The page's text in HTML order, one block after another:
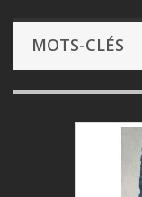
MOTS-CLÉS